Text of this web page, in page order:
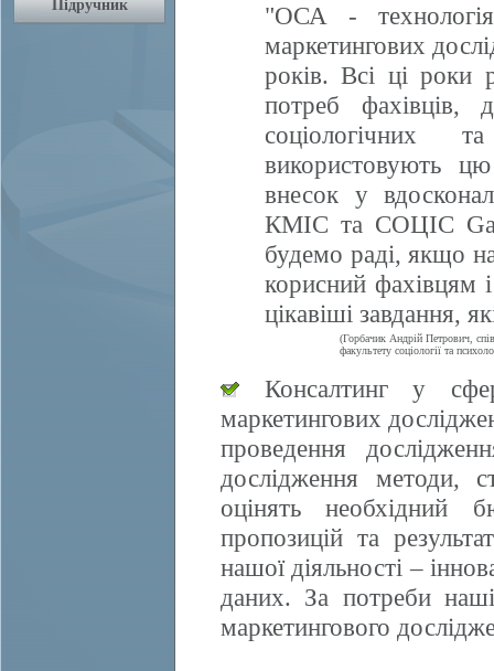
"ОСА -
маркетингових
років. Всі ці роки
потреб фахівців,
соціологічних
використовують
внесок у
КМІС та СОЦІС
будемо раді, якщо
корисний фахівцям
цікавіші завдання,
(Горбачик Андрій Петрович,
факультету соціології та
Консалтинг у
маркетингових
проведення
дослідження методи,
оцінять необхідний
пропозицій та
нашої діяльності –
даних. За потреби
маркетингового